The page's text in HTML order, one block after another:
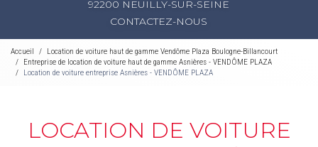
92200 NEUILLY-SUR-SEINE
CONTACTEZ-NOUS
Accueil
Location de voiture haut de gamme Vendôme Plaza Boulogne-Billancourt
Entreprise de location de voiture haut de gamme Asnières - VENDÔME PLAZA
Location de voiture entreprise Asnières - VENDÔME PLAZA
LOCATION DE VOITURE